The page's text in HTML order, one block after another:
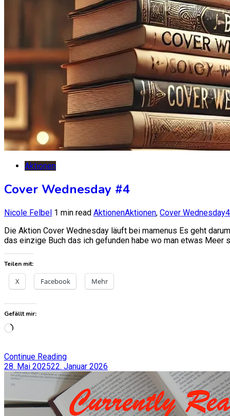
Aktionen
Cover Wednesday #4
Nicole Felbel 1 min read AktionenAktionen, Cover Wednesday
Die Aktion Cover Wednesday läuft bei mamenus Es geht
das einzige Buch das ich gefunden habe wo man etwas Meer
Teilen mit:
X Facebook Mehr
Gefällt mir:
Wird
Continue Reading
28. Mai 202522. Januar 2026